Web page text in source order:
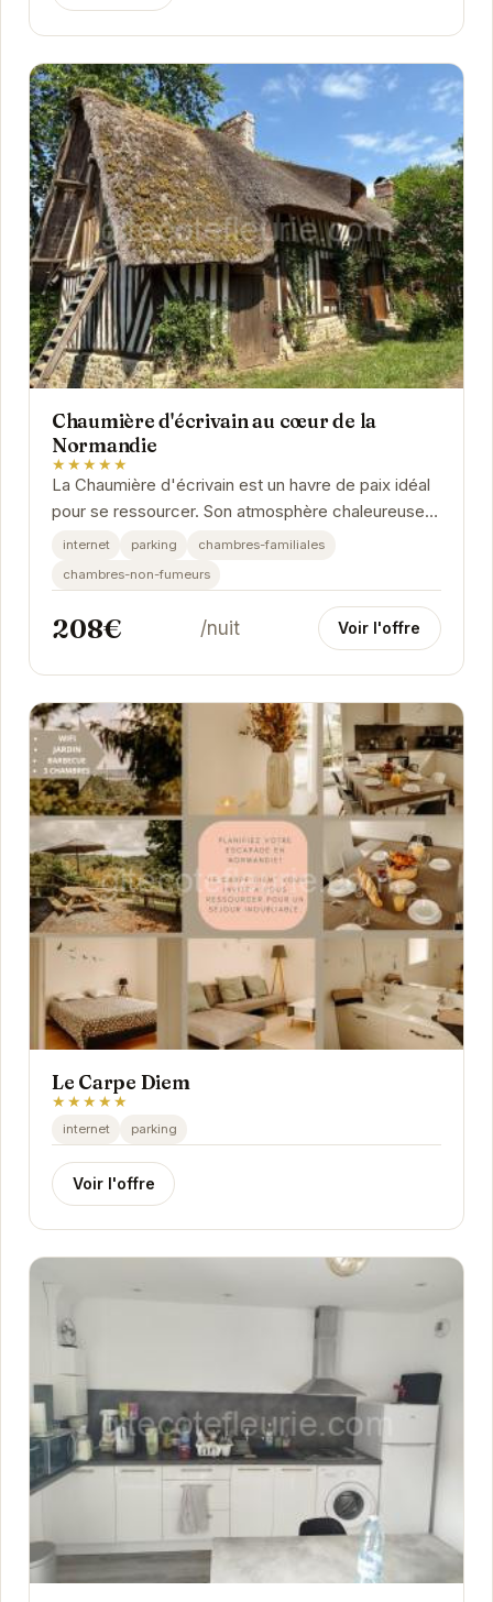
Chaumière d'écrivain au cœur de la
Normandie
★★★★★
La Chaumière d'écrivain est un havre de paix idéal
pour se ressourcer. Son atmosphère chaleureuse
et son emplacement privilégié en font une...
internet parking
chambres-familiales
chambres-non-fumeurs
208€ /nuit Voir l'offre
Le Carpe Diem
★★★★★
internet parking
Voir l'offre